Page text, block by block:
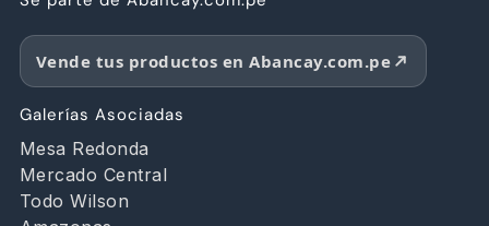
Vende tus productos en Abancay.com.pe
Galerías Asociadas
Mesa Redonda
Mercado Central
Todo Wilson